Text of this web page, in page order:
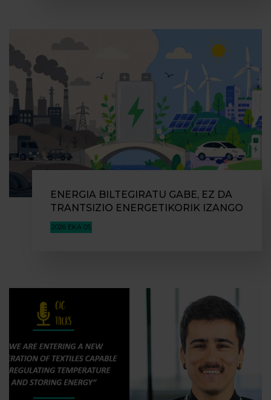
ENERGIA BILTEGIRATU GABE, EZ DA
TRANTSIZIO ENERGETIKORIK IZANGO
2026 EKA 05